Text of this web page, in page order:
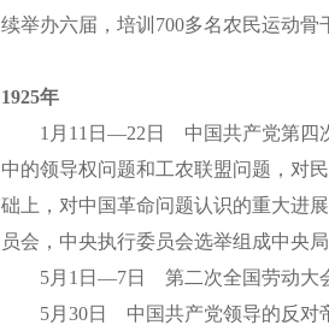
续举办六届，培训700多名农民运动骨
1925年
1月11日—22日 中国共产党第四次
中的领导权问题和工农联盟问题，对
础上，对中国革命问题认识的重大进
员会，中央执行委员会选举组成中央
5月1日—7日 第二次全国劳动大会
5月30日 中国共产党领导的反对帝